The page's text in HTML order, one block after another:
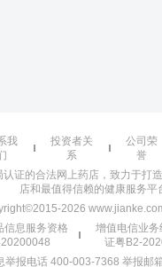
我
投资者关
系
公司荣
誉
证的合法网上药店，致力于打
店和最值得信赖的健康服务平
2026
信息服务资格
增值电信业务
证粤B2-
举报电话 400-003-7368 举报邮